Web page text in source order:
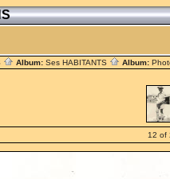
Album: Ses HABITANTS Album:
12 of